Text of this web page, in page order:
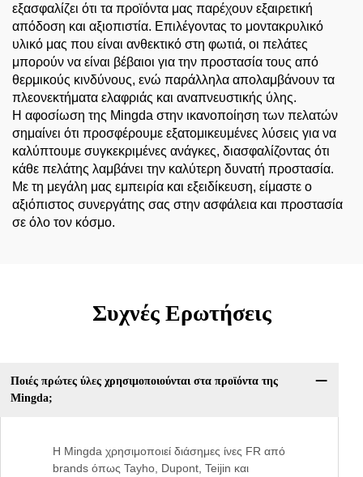
εξασφαλίζει ότι τα προϊόντα μας παρέχουν εξαιρετική
απόδοση και αξιοπιστία. Επιλέγοντας το μοντακρυλικό
υλικό μας που είναι ανθεκτικό στη φωτιά, οι πελάτες
μπορούν να είναι βέβαιοι για την προστασία τους από
θερμικούς κινδύνους, ενώ παράλληλα απολαμβάνουν τα
πλεονεκτήματα ελαφριάς και αναπνευστικής ύλης.
Η αφοσίωση της Mingda στην ικανοποίηση των πελατών
σημαίνει ότι προσφέρουμε εξατομικευμένες λύσεις για να
καλύπτουμε συγκεκριμένες ανάγκες, διασφαλίζοντας ότι
κάθε πελάτης λαμβάνει την καλύτερη δυνατή προστασία.
Με τη μεγάλη μας εμπειρία και εξειδίκευση, είμαστε ο
αξιόπιστος συνεργάτης σας στην ασφάλεια και προστασία
σε όλο τον κόσμο.
Συχνές Ερωτήσεις
Ποιές πρώτες ύλες χρησιμοποιούνται στα προϊόντα της
Mingda;
Η Mingda χρησιμοποιεί διάσημες ίνες FR από
brands όπως Tayho, Dupont, Teijin και